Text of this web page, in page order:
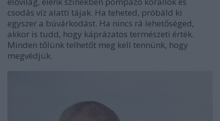
csodás víz alatti tájak. Ha teheted, próbáld ki
egyszer a búvárkodást. Ha nincs rá lehetőséged,
akkor is tudd, hogy káprázatos természeti érték.
Minden tőlünk telhetőt meg kell tennünk, hogy
megvédjük.